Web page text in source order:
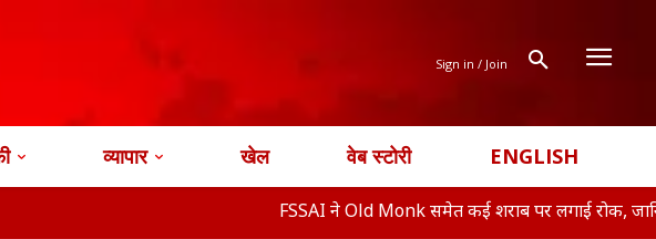
Sign in / Join
व्यापार खेल वेब स्टोरी ENGLISH
FSSAI ने Old Monk समेत कई शराब पर लगाई रोक, जानिए क्या ह�